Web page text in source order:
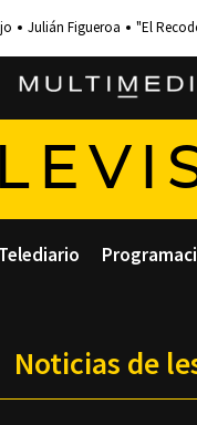
Julián Figueroa "El
Telediario
Noticias de